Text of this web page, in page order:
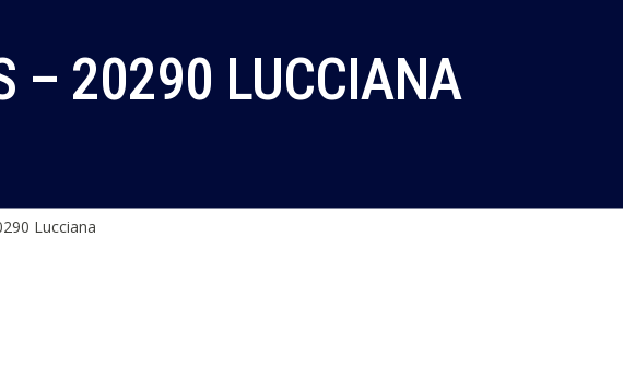
– 20290 LUCCIANA
Lucciana